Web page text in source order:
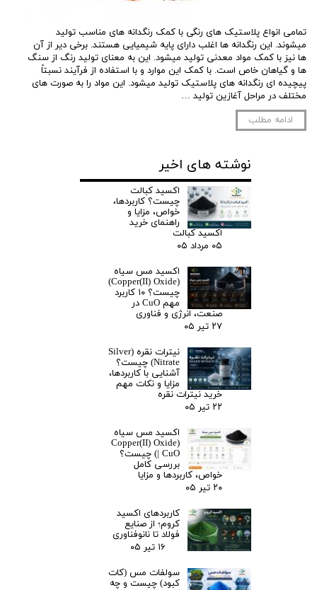
تمامی انواع پلاستیک های رنگی با کمک رنگدانه های مناسب تولید
میشوند. این رنگدانه ها اغلب دارای پایه شیمیایی هستند. برخی دیر از آن
ها نیز با کمک مواد معدنی تولید میشود. این به معنای تولید رنگ از سنگ
ها و گیاهان خاص است. با کمک این موارد و با استفاده از فرآیند نسبتاً
پیچیده ای رنگدانه های پلاستیک تولید میشود. این مواد را به صورت های
مختلف در مراحل آغازین تولید …
ادامه مطلب
نوشته های اخیر
اکسید کبالت
چیست؟ کاربردها،
خواص، مزایا و
راهنمای خرید
اکسید کبالت
۰۵ مرداد ۰۵
اکسید مس سیاه
(Copper(II) Oxide)
چیست؟ ۱۰ کاربرد
مهم CuO در
صنعت، انرژی و فناوری
۲۷ تیر ۰۵
نیترات نقره (Silver
Nitrate) چیست؟
آشنایی با کاربردها،
مزایا و نکات مهم
خرید نیترات نقره
۲۲ تیر ۰۵
اکسید مس سیاه
(Copper(II) Oxide
| CuO) چیست؟
بررسی کامل
خواص، کاربردها و مزایا
۲۰ تیر ۰۵
کاربردهای اکسید
کروم؛ از صنایع
فولاد تا نانوفناوری
۱۶ تیر ۰۵
سولفات مس (کات
کبود) چیست و چه